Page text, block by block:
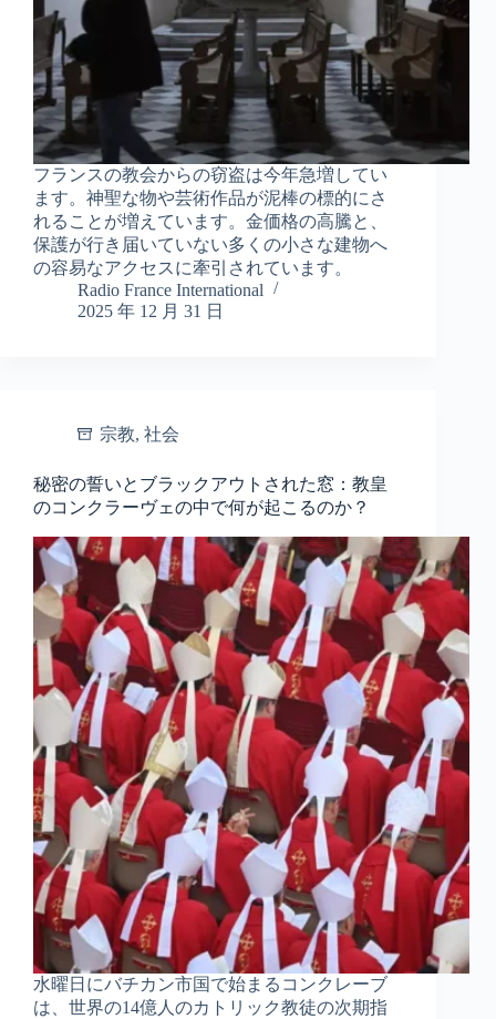
フランスの教会からの窃盗は今年急増してい
ます。神聖な物や芸術作品が泥棒の標的にさ
れることが増えています。金価格の高騰と、
保護が行き届いていない多くの小さな建物へ
の容易なアクセスに牽引されています。
Radio France International
2025 年 12 月 31 日
宗教, 社会
秘密の誓いとブラックアウトされた窓：教皇
のコンクラーヴェの中で何が起こるのか？
水曜日にバチカン市国で始まるコンクレーブ
は、世界の14億人のカトリック教徒の次期指